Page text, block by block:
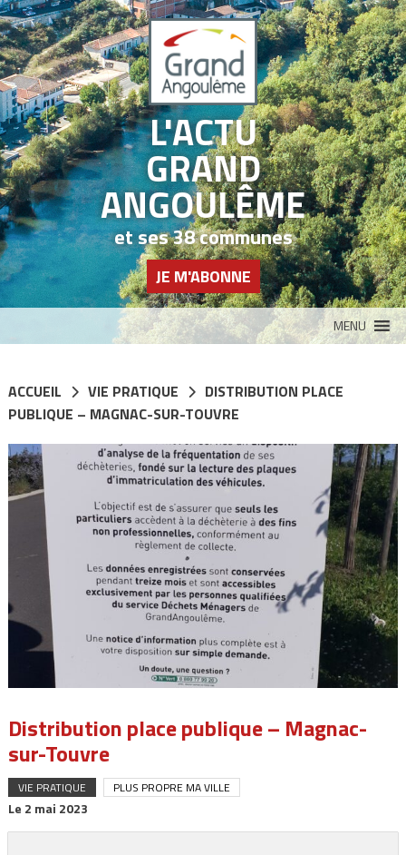
L'ACTU
GRAND
ANGOULÊME
et ses 38 communes
JE M'ABONNE
MENU
ACCUEIL VIE PRATIQUE
DISTRIBUTION PLACE
PUBLIQUE – MAGNAC-SUR-TOUVRE
Distribution place publique – Magnac-
sur-Touvre
VIE PRATIQUE PLUS PROPRE MA VILLE
Le 2 mai 2023
Panneau de gestion des cookies